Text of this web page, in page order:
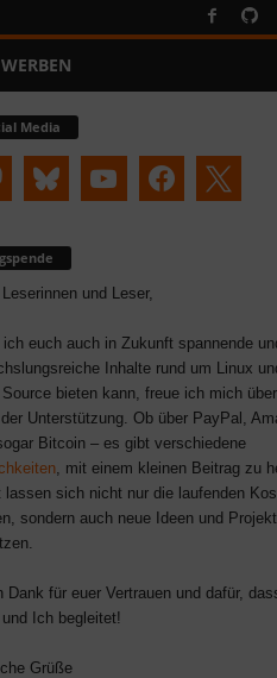
WERBEN
Media
und Leser,
euch auch in Zukunft spannende
Inhalte rund um Linux
bieten kann, freue ich mich
Unterstützung. Ob über PayPal,
Bitcoin – es gibt verschiedene
, mit einem kleinen Beitrag zu
lassen sich nicht nur die laufenden
sondern auch neue Ideen und
Dank für euer Vertrauen und dafür,
Ich begleitet!
Grüße